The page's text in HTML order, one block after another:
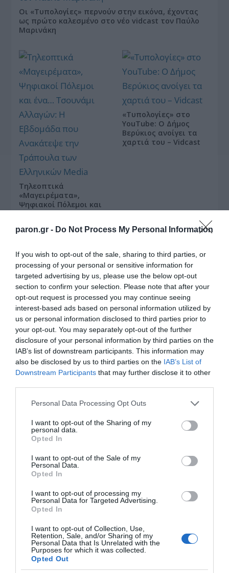
paron.gr - Do Not Process My Personal Information
If you wish to opt-out of the sale, sharing to third parties, or
processing of your personal or sensitive information for
targeted advertising by us, please use the below opt-out
section to confirm your selection. Please note that after your
opt-out request is processed you may continue seeing
interest-based ads based on personal information utilized by
us or personal information disclosed to third parties prior to
your opt-out. You may separately opt-out of the further
disclosure of your personal information by third parties on the
IAB’s list of downstream participants. This information may
also be disclosed by us to third parties on the IAB’s List of
Downstream Participants that may further disclose it to other
Please note that this website/app uses one or more Google
not limited to your visit or usage behaviour. You may click to
grant or deny consent to Google and its third-party tags to
use your data for below specified purposes in below Google
consent section.
Personal Data Processing Opt Outs
I want to opt-out of the Sharing of my
personal data.
Opted In
I want to opt-out of the Sale of my
Personal Data.
Opted In
I want to opt-out of processing my
Personal Data for Targeted Advertising.
Opted In
I want to opt-out of Collection, Use,
Retention, Sale, and/or Sharing of my
Personal Data that Is Unrelated with the
Purposes for which it was collected.
Opted Out
Οι «Τυπολογίες» περνούν στην εικόνα, έχοντας
ως πρώτο καλεσμένο στο νέο vidcast τον Παύλο
Μαρινάκη
Τηλεοπτικά
«Μαγειρέματα»,
Ψηφιακοί Πόλεμοι και
ένα… Τσουνάμι
που Ανακάτεψε την
Ελληνικών Media
«Τυπολογίες» στο
YouTube: Ο Δήμος
Βερύκιος ανοίγει τα
χαρτιά του – Vidcast
ΤΣΟΥΝΑΜΙ ψηφιακής οργής… συμπαρασύρει την
Ξορκίζουν τις διπλές
Κανονικός Αύγουστος
Κοινοποιήστε:
Facebook